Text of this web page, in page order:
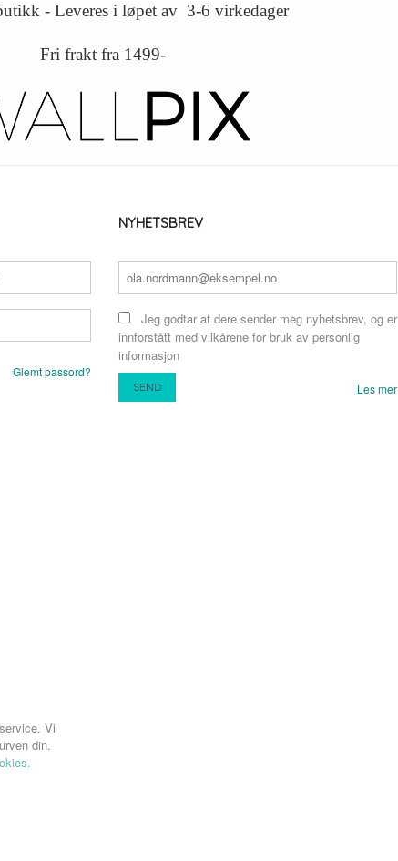
- Leveres i løpet av 3-6 virkedager
Fri frakt fra 1499-
Glemt passord?
NYHETSBREV
Jeg godtar at dere sender meg nyhetsbrev, og er
innforstått med vilkårene for bruk av personlig
informasjon
Les mer
Vi
din.